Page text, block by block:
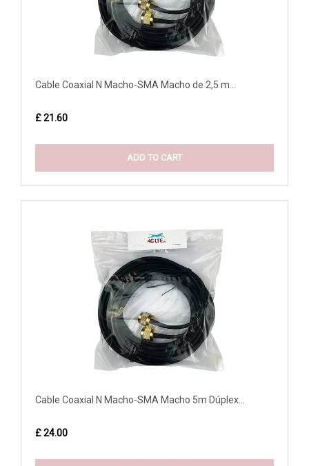
Cable Coaxial N Macho-SMA Macho de 2,5 m...
£ 21.60
ADD TO CART
Cable Coaxial N Macho-SMA Macho 5m Dúplex...
£ 24.00